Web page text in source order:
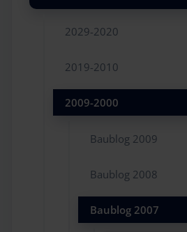
2029-2020
2019-2010
2009-2000
Baublog 2009
Baublog 2008
Baublog 2007